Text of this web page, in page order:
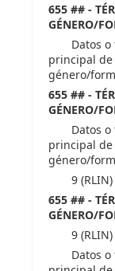
655 ## -
GÉNERO/
Datos
principal de
género/
655 ## -
GÉNERO/
Datos
principal de
género/
9 (RLIN)
655 ## -
GÉNERO/
9 (RLIN)
Datos